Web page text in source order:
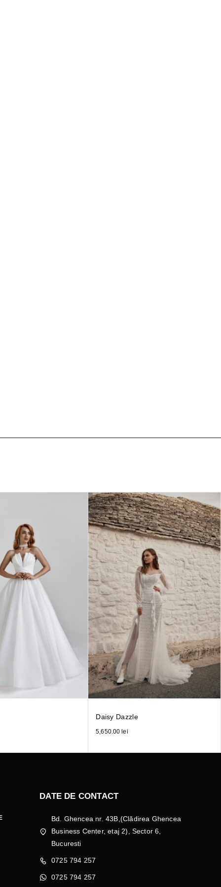
Daisy Dazzle
5,650.00 lei
DATE DE CONTACT
Bd. Ghencea nr. 43B,(Clădirea Ghencea
Business Center, etaj 2), Sector 6,
Bucuresti
0725 794 257
0725 794 257